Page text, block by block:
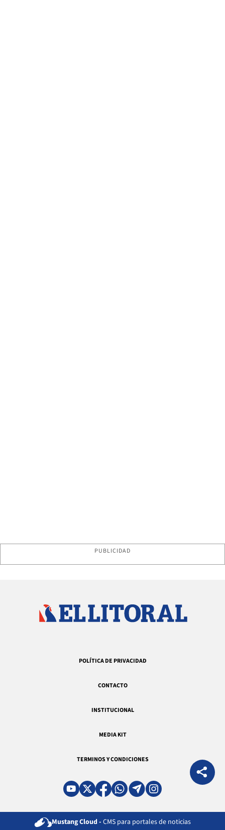
PUBLICIDAD
POLÍTICA DE PRIVACIDAD
CONTACTO
INSTITUCIONAL
MEDIA KIT
TERMINOS Y CONDICIONES
Mustang Cloud - CMS para portales de noticias